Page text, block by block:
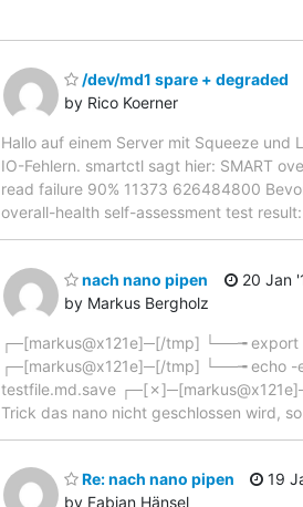
/dev/md1 spare + degraded
by Rico Koerner
Hallo auf einem Server mit Squeeze und
IO-Fehlern. smartctl sagt hier: SMART
read failure 90% 11373 626484800
overall-health self-assessment test
nach nano pipen
by Markus Bergholz
20 Jan
┌─[markus@x121e]─[/tmp] └──╼ export
┌─[markus@x121e]─[/tmp] └──╼ echo -
testfile.md.save
Trick das nano nicht geschlossen wird,
Re: nach nano pipen
by Fabian Hänsel
19